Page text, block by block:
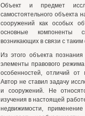
Объект и предмет
самостоятельного объекта
сооружений как особых
основные компоненты
возникающих в связи с
Из этого объекта
элементы правового
особенностей, отличий от
Автор не ставил задачу
и сооружений. Не
изучения в настоящей
недвижимости,